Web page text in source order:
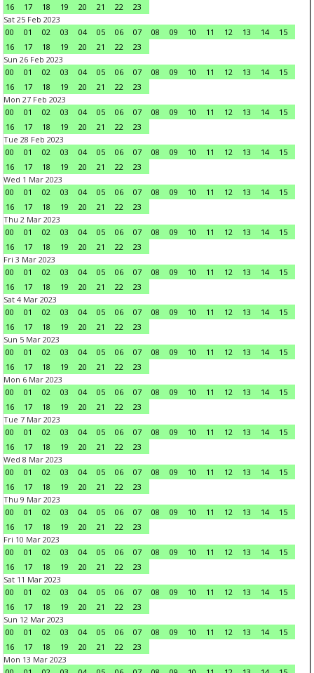
16
17 18 19 20 21 22
23
Sat 25 Feb 2023
00
01 02 03 04 05 06 07 08 09 10 11 12 13 14
15
16
17 18 19 20 21 22
23
Sun 26 Feb 2023
00
01 02 03 04 05 06 07 08 09 10 11 12 13 14
15
16
17 18 19 20 21 22
23
Mon 27 Feb 2023
00
01 02 03 04 05 06 07 08 09 10 11 12 13 14
15
16
17 18 19 20 21 22
23
Tue 28 Feb 2023
00
01 02 03 04 05 06 07 08 09 10 11 12 13 14
15
16
17 18 19 20 21 22
23
Wed 1 Mar 2023
00
01 02 03 04 05 06 07 08 09 10 11 12 13 14
15
16
17 18 19 20 21 22
23
Thu 2 Mar 2023
00
01 02 03 04 05 06 07 08 09 10 11 12 13 14
15
16
17 18 19 20 21 22
23
Fri 3 Mar 2023
00
01 02 03 04 05 06 07 08 09 10 11 12 13 14
15
16
17 18 19 20 21 22
23
Sat 4 Mar 2023
00
01 02 03 04 05 06 07 08 09 10 11 12 13 14
15
16
17 18 19 20 21 22
23
Sun 5 Mar 2023
00
01 02 03 04 05 06 07 08 09 10 11 12 13 14
15
16
17 18 19 20 21 22
23
Mon 6 Mar 2023
00
01 02 03 04 05 06 07 08 09 10 11 12 13 14
15
16
17 18 19 20 21 22
23
Tue 7 Mar 2023
00
01 02 03 04 05 06 07 08 09 10 11 12 13 14
15
16
17 18 19 20 21 22
23
Wed 8 Mar 2023
00
01 02 03 04 05 06 07 08 09 10 11 12 13 14
15
16
17 18 19 20 21 22
23
Thu 9 Mar 2023
00
01 02 03 04 05 06 07 08 09 10 11 12 13 14
15
16
17 18 19 20 21 22
23
Fri 10 Mar 2023
00
01 02 03 04 05 06 07 08 09 10 11 12 13 14
15
16
17 18 19 20 21 22
23
Sat 11 Mar 2023
00
01 02 03 04 05 06 07 08 09 10 11 12 13 14
15
16
17 18 19 20 21 22
23
Sun 12 Mar 2023
00
01 02 03 04 05 06 07 08 09 10 11 12 13 14
15
16
17 18 19 20 21 22
23
Mon 13 Mar 2023